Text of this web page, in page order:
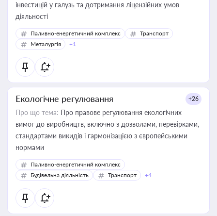
інвестицій у галузь та дотримання ліцензійних умов
діяльності
Паливно-енергетичний комплекс
Транспорт
Металургія
+1
Екологічне регулювання +26
Про що тема: Про правове регулювання екологічних
вимог до виробництв, включно з дозволами, перевірками,
стандартами викидів і гармонізацією з європейськими
нормами
Паливно-енергетичний комплекс
Будівельна діяльність
Транспорт +4